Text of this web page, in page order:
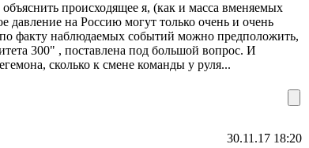
происходящее я, (как и масса вменяемых
на Россию могут только очень и очень
факту наблюдаемых событий можно предположить,
300" , поставлена под большой вопрос. И
сколько к смене команды у руля...
30.11.17 18:20